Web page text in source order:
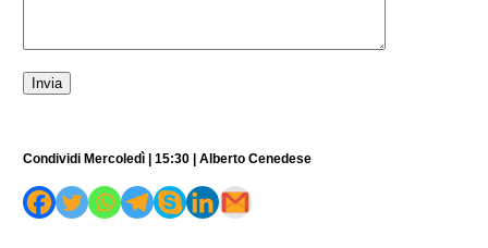
Condividi Mercoledì | 15:30 | Alberto Cenedese